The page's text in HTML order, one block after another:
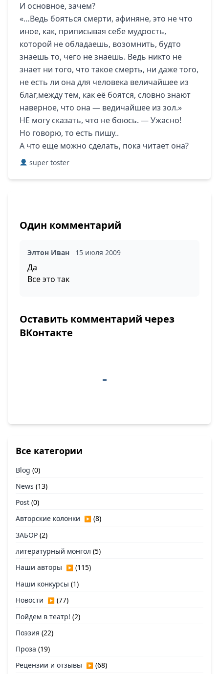
И основное, зачем?
«…Ведь бояться смерти, афиняне, это не что
иное, как, приписывая себе мудрость,
которой не обладаешь, возомнить, будто
знаешь то, чего не знаешь. Ведь никто не
знает ни того, что такое смерть, ни даже того,
не есть ли она для человека величайшее из
благ,между тем, как её боятся, словно знают
наверное, что она — ведичайшее из зол.»
НЕ могу сказать, что не боюсь. — Ужасно!
Но говорю, то есть пишу..
А что еще можно сделать, пока читает она?
super toster
Один комментарий
Элтон Иван 15 июля 2009
Да
Все это так
Оставить комментарий через
ВКонтакте
Все категории
Blog (0)
News (13)
Post (0)
Авторские колонки ▶ (8)
ЗАБОР (2)
литературный монгол (5)
Наши авторы ▶ (115)
Наши конкурсы (1)
Новости ▶ (77)
Пойдем в театр! (2)
Поэзия (22)
Проза (19)
Рецензии и отзывы ▶ (68)